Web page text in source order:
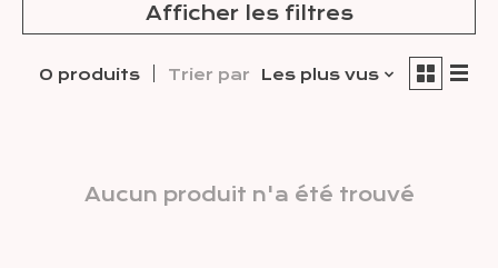
Afficher les filtres
0 produits Trier par Les plus vus
Aucun produit n'a été trouvé